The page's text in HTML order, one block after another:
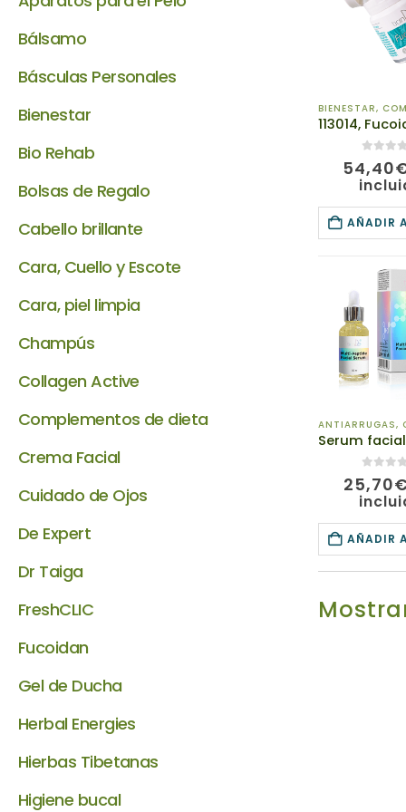
BIENESTAR,
de 5
54,40
AÑADIR
ANTIARRUGAS,
0 de 5
25,70
AÑADIR
Bálsamo
Básculas Personales
Bienestar
Bio Rehab
Bolsas de Regalo
Cabello brillante
Cara, Cuello y Escote
Cara, piel limpia
Champús
Collagen Active
Complementos de dieta
Crema Facial
Cuidado de Ojos
De Expert
Dr Taiga
FreshCLIC
Fucoidan
Gel de Ducha
Herbal Energies
Hierbas Tibetanas
Higiene bucal